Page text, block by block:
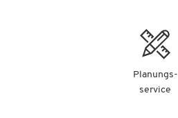
Planungs-
service